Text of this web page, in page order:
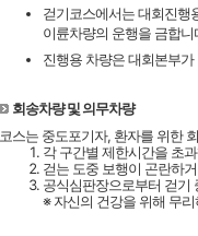
걷기코스에서는 대회진행
이륜차량의 운행을 금합니
진행용 차량은 대회본부
회송차량 및 의무차량
코스는 중도포기자, 환자를 위한
각 구간별 제한시간을 초
걷는 도중 보행이 곤란하
공식심판장으로부터 걷기
※ 자신의 건강을 위해 무